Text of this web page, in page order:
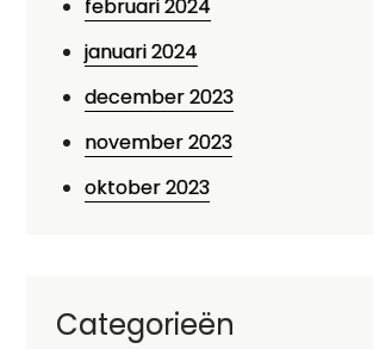
februari 2024
januari 2024
december 2023
november 2023
oktober 2023
Categorieën